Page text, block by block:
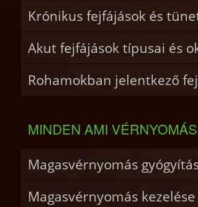
Krónikus fejfájások és
Akut fejfájások típusai és
Rohamokban jelentkező
MINDEN AMI VÉRNYOMÁS
Magasvérnyomás
Magasvérnyomás kezelése